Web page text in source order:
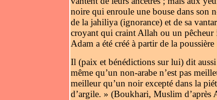
noire qui enroule une bouse dans son
de la jahiliya (ignorance) et de sa
croyant qui craint Allah ou un pêcheur
Adam a été créé à partir de la
Il (paix et bénédictions sur lui) dit
même qu’un non-arabe n’est pas
meilleur qu’un noir excepté dans la
d’argile. » (Boukhari, Muslim d’après